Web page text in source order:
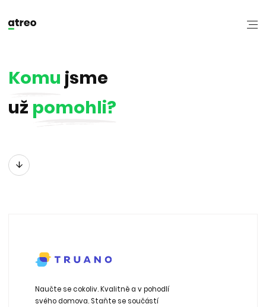
Komu jsme
už pomohli?
Naučte se cokoliv. Kvalitně a v pohodlí
svého domova. Staňte se součástí